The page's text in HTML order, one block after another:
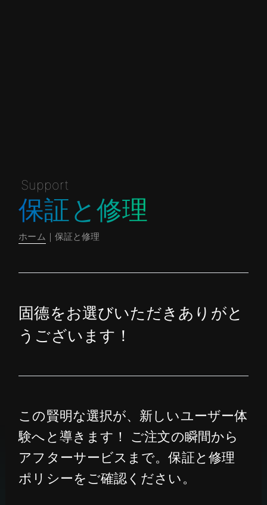
Support
保証と修理
ホーム ｜保証と修理
固德をお選びいただきありがと
うございます！
この賢明な選択が、新しいユーザー体
験へと導きます！ ご注文の瞬間から
アフターサービスまで。保証と修理
ポリシーをご確認ください。